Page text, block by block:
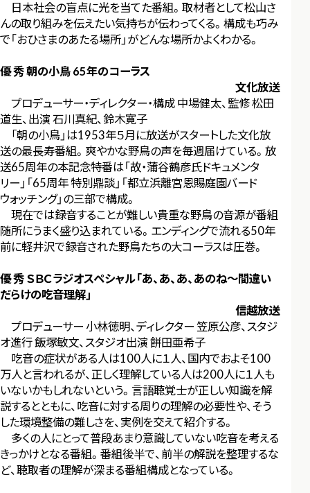
日本社会の盲点に光を当てた番組。取材者として松山さ
んの取り組みを伝えたい気持ちが伝わってくる。構成も巧み
で「おひさまのあたる場所」がどんな場所かよくわかる。
優 秀 朝の小鳥 65年のコーラス
文化放送
プロデューサー・ディレクター・構成 中場健太、監修 松田
道生、出演 石川真紀、鈴木寛子
｢朝の小鳥」は1953年５月に放送がスタートした文化放
送の最長寿番組。爽やかな野鳥の声を毎週届けている。放
送65周年の本記念特番は「故・蒲谷鶴彦氏ドキュメンタ
リー」「65周年 特別鼎談」「都立浜離宮恩賜庭園バード
ウォッチング」の三部で構成。
現在では録音することが難しい貴重な野鳥の音源が番組
随所にうまく盛り込まれている。エンディングで流れる50年
前に軽井沢で録音された野鳥たちの大コーラスは圧巻。
優 秀 ＳＢＣラジオスペシャル「あ、あ、あ、あのね～間違い
だらけの吃音理解」
信越放送
プロデューサー 小林徳明、ディレクター 笠原公彦、スタジ
オ進行 飯塚敏文、スタジオ出演 餅田亜希子
吃音の症状がある人は100人に１人、国内でおよそ100
万人と言われるが、正しく理解している人は200人に１人も
いないかもしれないという。言語聴覚士が正しい知識を解
説するとともに、吃音に対する周りの理解の必要性や、そう
した環境整備の難しさを、実例を交えて紹介する。
多くの人にとって普段あまり意識していない吃音を考える
きっかけとなる番組。番組後半で、前半の解説を整理するな
ど、聴取者の理解が深まる番組構成となっている。